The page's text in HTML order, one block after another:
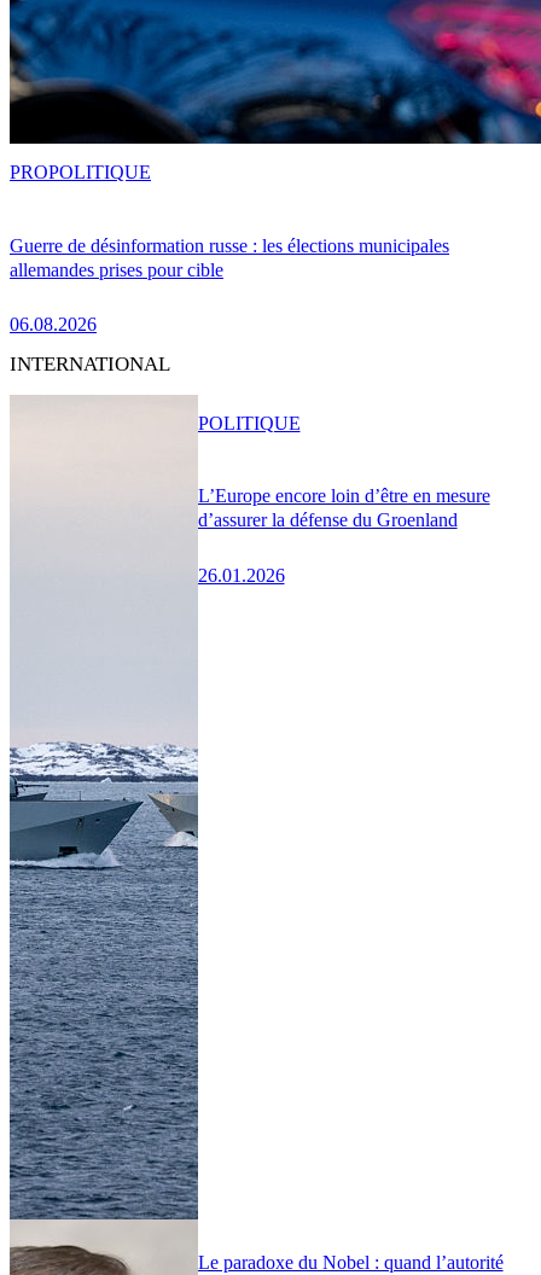
Guerre de désinformation russe : les élections municipales
allemandes prises pour cible
06.08.2026
PROPOLITIQUE
INTERNATIONAL
L’Europe encore loin d’être en mesure
d’assurer la défense du Groenland
26.01.2026
POLITIQUE
Le paradoxe du Nobel : quand l’autorité